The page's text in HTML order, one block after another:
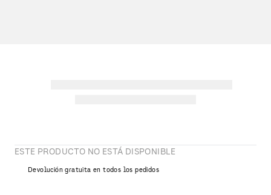
ESTE PRODUCTO NO ESTÁ DISPONIBLE
Devolución gratuita en todos los pedidos